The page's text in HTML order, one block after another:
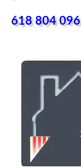
618 804 096